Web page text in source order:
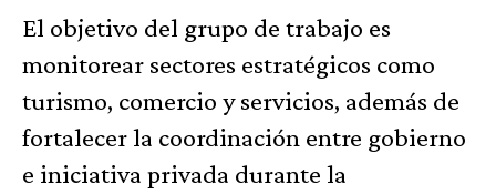
El objetivo del grupo de trabajo es
monitorear sectores estratégicos como
turismo, comercio y servicios, además de
fortalecer la coordinación entre gobierno
e iniciativa privada durante la